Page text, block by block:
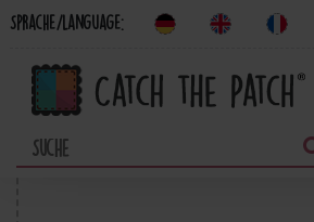
Sprache/Language: